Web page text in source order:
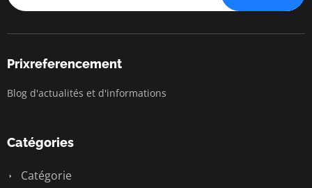
Prixreferencement
Blog d'actualités et d'informations
Catégories
Catégorie